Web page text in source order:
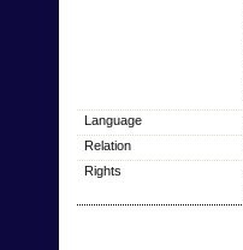
Language
Relation
Rights